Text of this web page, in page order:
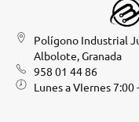
Polígono Industrial
Albolote, Granada
958 01 44 86
Lunes a VIernes 7:00